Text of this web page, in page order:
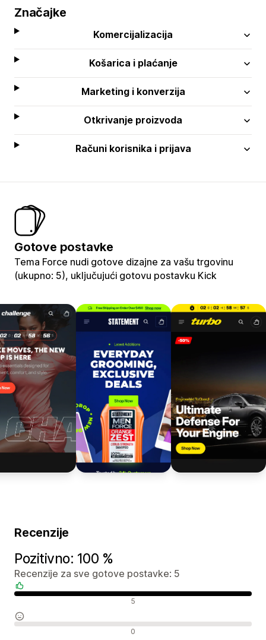
Značajke
Komercijalizacija
Košarica i plaćanje
Marketing i konverzija
Otkrivanje proizvoda
Računi korisnika i prijava
Gotove postavke
Tema Force nudi gotove dizajne za vašu trgovinu
(ukupno: 5), uključujući gotovu postavku Kick
Recenzije
Pozitivno: 100 %
Recenzije za sve gotove postavke: 5
5
0